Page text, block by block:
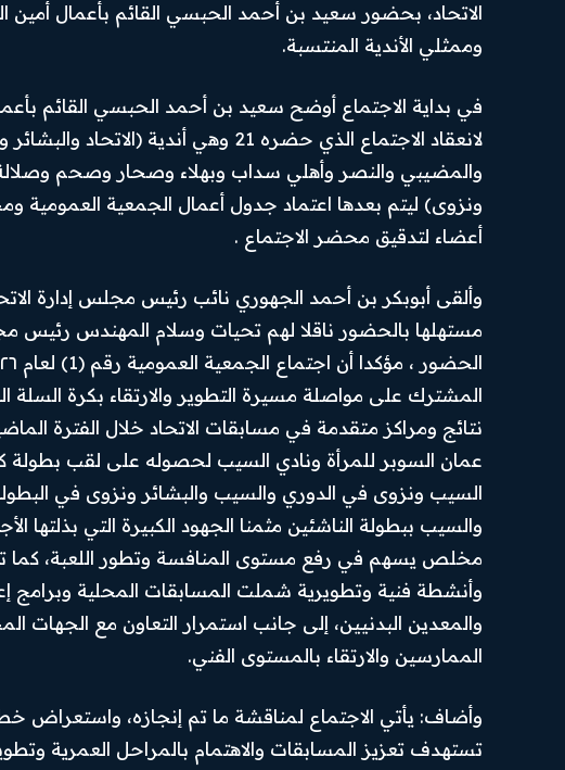
الاتحاد، بحضور سعيد بن أحمد الحبسي القائم بأعمال أمين
وممثلي الأندية المنتسبة.
في بداية الاجتماع أوضح سعيد بن أحمد الحبسي القائم
لانعقاد الاجتماع الذي حضره 21 وهي
والمضيبي والنصر وأهلي سداب وبهلاء وصحار وصحم
ونزوى) ليتم بعدها اعتماد جدول أعمال الجمعية العمومية
أعضاء لتدقيق محضر الاجتماع .
وألقى أبوبكر بن أحمد الجهوري نائب رئيس مجلس إدارة
مستهلها بالحضور ناقلا لهم تحيات وسلام المهندس رئيس
المشترك على مواصلة مسيرة التطوير والارتقاء بكرة السلة
نتائج ومراكز متقدمة في مسابقات الاتحاد خلال الفترة
عمان السوبر للمرأة ونادي السيب لحصوله على لقب بطولة
السيب ونزوى في الدوري والسيب والبشائر ونزوى في
والسيب ببطولة الناشئين مثمنا الجهود الكبيرة التي بذلتها
مخلص يسهم في رفع مستوى المنافسة وتطور اللعبة، كما
وأنشطة فنية وتطويرية شملت المسابقات المحلية وبرامج
والمعدين البدنيين، إلى جانب استمرار التعاون مع الجهات
الممارسين والارتقاء بالمستوى الفني.
وأضاف: يأتي الاجتماع لمناقشة ما تم إنجازه، واستعراض
تستهدف تعزيز المسابقات والاهتمام بالمراحل العمرية